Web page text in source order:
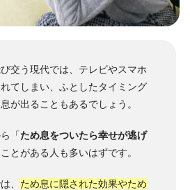
交う現代では、テレビやスマホ
てしまい、ふとしたタイミング
が出ることもあるでしょう。
「ため息をついたら幸せが逃げ
とがある人も多いはずです。
、 ため息に隠された効果やため